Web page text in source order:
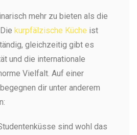
mehr zu bieten als die
kurpfälzische Küche ist
gleichzeitig gibt es
und die internationale
Vielfalt. Auf einer
dir unter anderem
sind wohl das